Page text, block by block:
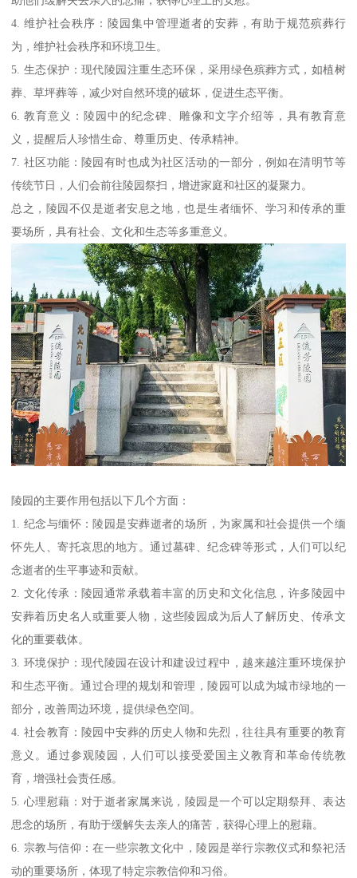
4. 维护社会秩序：陵园集中管理逝者的安葬，有助于规范殡葬行
为，维护社会秩序和环境卫生。
5. 生态保护：现代陵园注重生态环保，采用绿色殡葬方式，如植树
葬、草坪葬等，减少对自然环境的破坏，促进生态平衡。
6. 教育意义：陵园中的纪念碑、雕像和文字介绍等，具有教育意
义，提醒后人珍惜生命、尊重历史、传承精神。
7. 社区功能：陵园有时也成为社区活动的一部分，例如在清明节等
传统节日，人们会前往陵园祭扫，增进家庭和社区的凝聚力。
总之，陵园不仅是逝者安息之地，也是生者缅怀、学习和传承的重
要场所，具有社会、文化和生态等多重意义。
陵园的主要作用包括以下几个方面：
1. 纪念与缅怀：陵园是安葬逝者的场所，为家属和社会提供一个缅
怀先人、寄托哀思的地方。通过墓碑、纪念碑等形式，人们可以纪
念逝者的生平事迹和贡献。
2. 文化传承：陵园通常承载着丰富的历史和文化信息，许多陵园中
安葬着历史名人或重要人物，这些陵园成为后人了解历史、传承文
化的重要载体。
3. 环境保护：现代陵园在设计和建设过程中，越来越注重环境保护
和生态平衡。通过合理的规划和管理，陵园可以成为城市绿地的一
部分，改善周边环境，提供绿色空间。
4. 社会教育：陵园中安葬的历史人物和先烈，往往具有重要的教育
意义。通过参观陵园，人们可以接受爱国主义教育和革命传统教
育，增强社会责任感。
5. 心理慰藉：对于逝者家属来说，陵园是一个可以定期祭拜、表达
思念的场所，有助于缓解失去亲人的痛苦，获得心理上的慰藉。
6. 宗教与信仰：在一些宗教文化中，陵园是举行宗教仪式和祭祀活
动的重要场所，体现了特定宗教信仰和习俗。